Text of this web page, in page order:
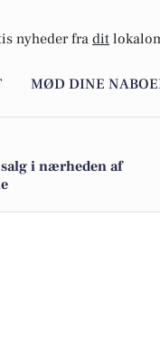
nyheder fra dit
MØD DINE
i nærheden af